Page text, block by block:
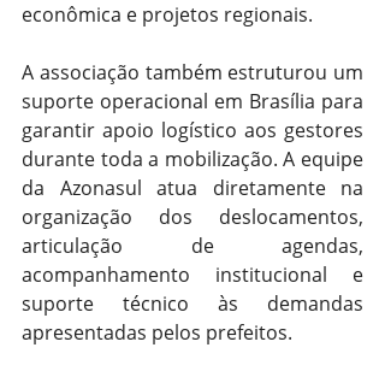
econômica e projetos regionais.
A associação também estruturou um
suporte operacional em Brasília para
garantir apoio logístico aos gestores
durante toda a mobilização. A equipe
da Azonasul atua diretamente na
organização dos deslocamentos,
articulação de agendas,
acompanhamento institucional e
suporte técnico às demandas
apresentadas pelos prefeitos.